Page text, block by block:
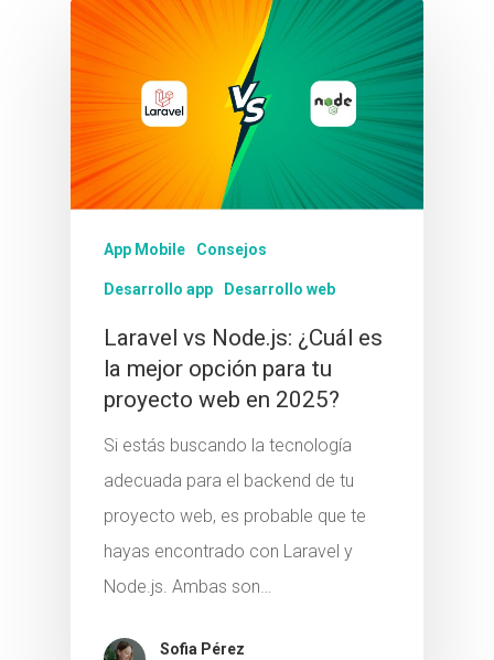
App Mobile Consejos
Desarrollo app Desarrollo web
Laravel vs Node.js: ¿Cuál es
la mejor opción para tu
proyecto web en 2025?
Si estás buscando la tecnología
adecuada para el backend de tu
proyecto web, es probable que te
hayas encontrado con Laravel y
Node.js. Ambas son…
Sofia Pérez